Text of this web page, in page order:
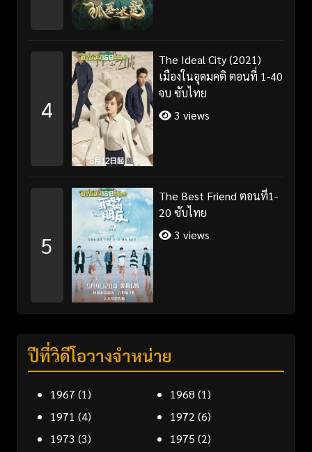
4
The Ideal City (2021)
เมืองในอุดมคติ ตอนที่ 1-40
จบ ซับไทย
3 views
5
The Best Friend ตอนที่1-
20 ซับไทย
3 views
ปีที่วิดีโอวางจำหน่าย
1967 (1) 1968 (1)
1971 (4) 1972 (6)
1973 (3) 1975 (2)